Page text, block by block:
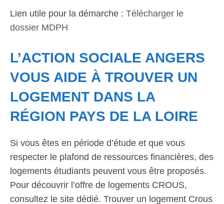
Lien utile pour la démarche : Télécharger le
dossier MDPH
L’ACTION SOCIALE ANGERS
VOUS AIDE À TROUVER UN
LOGEMENT DANS LA
RÉGION PAYS DE LA LOIRE
Si vous êtes en période d’étude et que vous
respecter le plafond de ressources financières, des
logements étudiants peuvent vous être proposés.
Pour découvrir l’offre de logements CROUS,
consultez le site dédié. Trouver un logement Crous